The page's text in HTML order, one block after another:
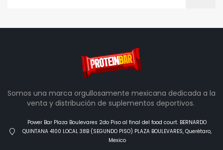
Somos una marca orgullosamente mexicana dedicada a la
venta y distribución de suplementos deportivos.
Power Bar Plaza Boulevares 2do Piso al final del food court. BERNARDO
QUINTANA 4100 LOCAL 38B (SEGUNDO PISO) PLAZA BOULEVARES, Querétaro,
Mexico